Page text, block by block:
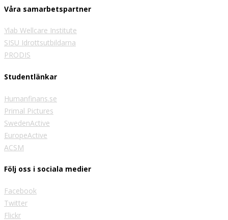
Våra samarbetspartner
Ylab Wellcare Institute
SISU Idrottsutbildarna
PRODIS
Studentlänkar
Humanfinans.se
Primal Pictures
SwedenActive
EuropeActive
ACSM
Följ oss i sociala medier
Facebook
Twitter
Flickr